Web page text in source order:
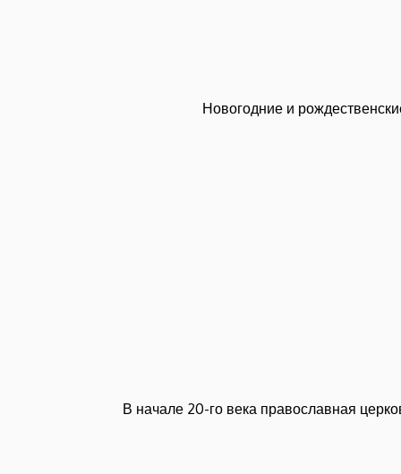
Новогодние и
В начале 20-го века православная